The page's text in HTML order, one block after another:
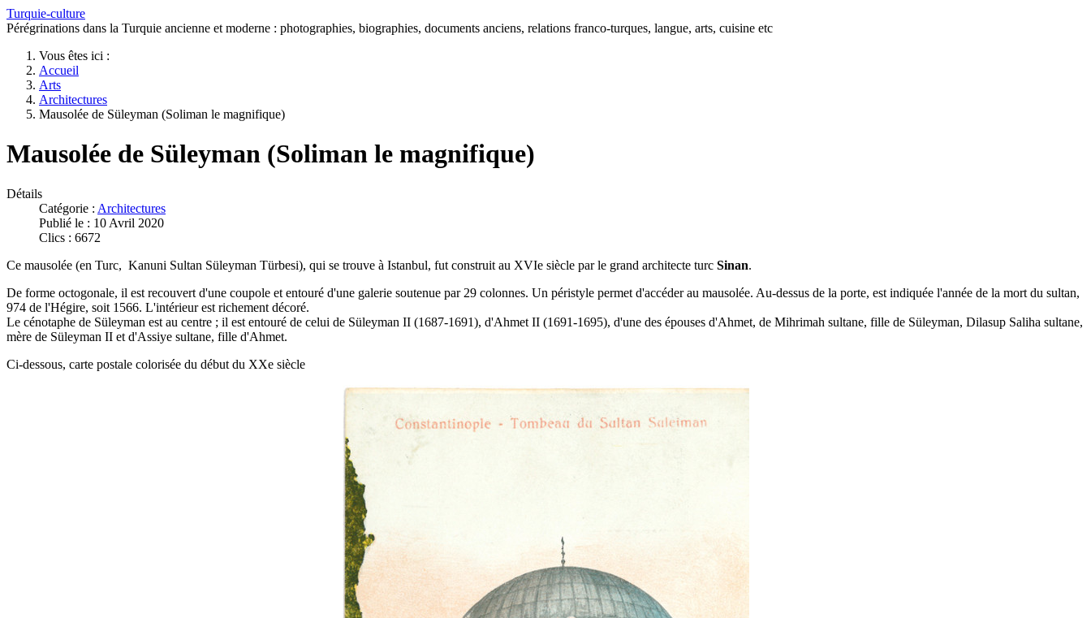
Turquie-culture
Pérégrinations dans la Turquie ancienne et moderne : photographies, biographies, documents anciens, relations franco-turques, langue, arts, cuisine etc
Vous êtes ici :
Accueil
Arts
Architectures
Mausolée de Süleyman (Soliman le magnifique)
Mausolée de Süleyman (Soliman le magnifique)
Détails
Catégorie : Architectures
Publié le : 10 Avril 2020
Clics : 6672
Ce mausolée (en Turc, Kanuni Sultan Süleyman Türbesi), qui se trouve à Istanbul, fut construit au XVIe siècle par le grand architecte turc Sinan.
De forme octogonale, il est recouvert d'une coupole et entouré d'une galerie soutenue par 29 colonnes. Un péristyle permet d'accéder au mausolée. Au-dessus de la porte, est indiquée l'année de la mort du sultan,
974 de l'Hégire, soit 1566. L'intérieur est richement décoré.
Le cénotaphe de Süleyman est au centre ; il est entouré de celui de Süleyman II (1687-1691), d'Ahmet II (1691-1695), d'une des épouses d'Ahmet, de Mihrimah sultane, fille de Süleyman, Dilasup Saliha sultane,
mère de Süleyman II et d'Assiye sultane, fille d'Ahmet.
Ci-dessous, carte postale colorisée du début du XXe siècle